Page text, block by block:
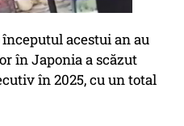
acestui an au
în Japonia a scăzut
în 2025, cu un total